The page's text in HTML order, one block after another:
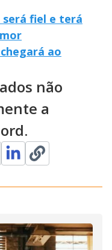
será fiel e terá
ao
não
a